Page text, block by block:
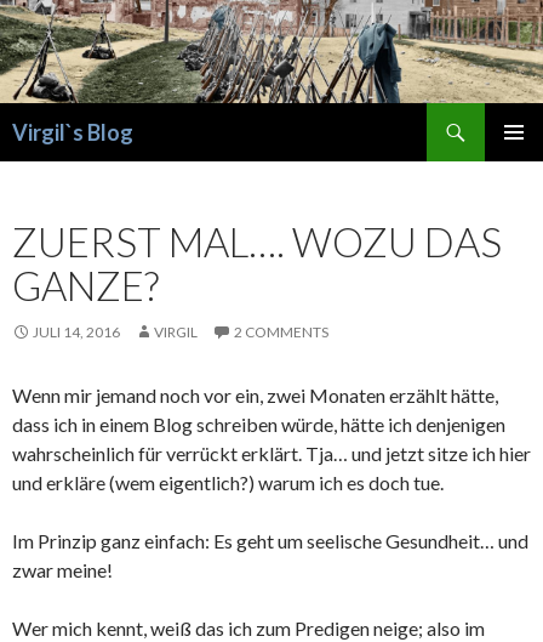
Virgil`s Blog
ZUERST MAL…. WOZU DAS
GANZE?
JULI 14, 2016 VIRGIL 2 COMMENTS
Wenn mir jemand noch vor ein, zwei Monaten erzählt hätte,
dass ich in einem Blog schreiben würde, hätte ich denjenigen
wahrscheinlich für verrückt erklärt. Tja… und jetzt sitze ich hier
und erkläre (wem eigentlich?) warum ich es doch tue.
Im Prinzip ganz einfach: Es geht um seelische Gesundheit… und
zwar meine!
Wer mich kennt, weiß das ich zum Predigen neige; also im